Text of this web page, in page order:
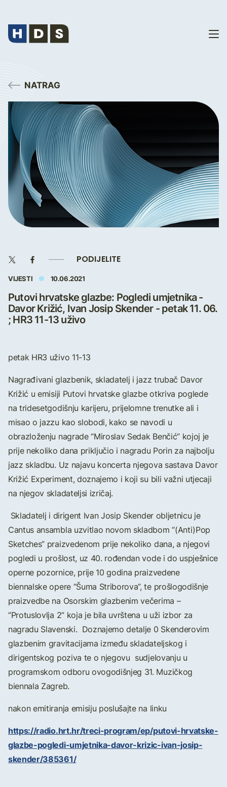
NATRAG
PODIJELITE
VIJESTI 10.06.2021
Putovi hrvatske glazbe: Pogledi umjetnika -
Davor Križić, Ivan Josip Skender - petak 11. 06.
; HR3 11-13 uživo
petak HR3 uživo 11-13
Nagrađivani glazbenik, skladatelj i jazz trubač Davor
Križić u emisiji Putovi hrvatske glazbe otkriva poglede
na tridesetgodišnju karijeru, prijelomne trenutke ali i
misao o jazzu kao slobodi, kako se navodi u
obrazloženju nagrade “Miroslav Sedak Benčić” kojoj je
prije nekoliko dana priključio i nagradu Porin za najbolju
jazz skladbu. Uz najavu koncerta njegova sastava Davor
Križić Experiment, doznajemo i koji su bili važni utjecaji
na njegov skladateljsi izričaj.
Skladatelj i dirigent Ivan Josip Skender obljetnicu je
Cantus ansambla uzvitlao novom skladbom “(Anti)Pop
Sketches” praizvedenom prije nekoliko dana, a njegovi
pogledi u prošlost, uz 40. rođendan vode i do uspješnice
operne pozornice, prije 10 godina praizvedene
biennalske opere “Šuma Striborova”, te prošlogodišnje
praizvedbe na Osorskim glazbenim večerima –
“Protuslovlja 2” koja je bila uvrštena u uži izbor za
nagradu Slavenski. Doznajemo detalje 0 Skenderovim
glazbenim gravitacijama između skladateljskog i
dirigentskog poziva te o njegovu sudjelovanju u
programskom odboru ovogodišnjeg 31. Muzičkog
biennala Zagreb.
nakon emitiranja emisiju poslušajte na linku
https://radio.hrt.hr/treci-program/ep/putovi-hrvatske-
glazbe-pogledi-umjetnika-davor-krizic-ivan-josip-
skender/385361/